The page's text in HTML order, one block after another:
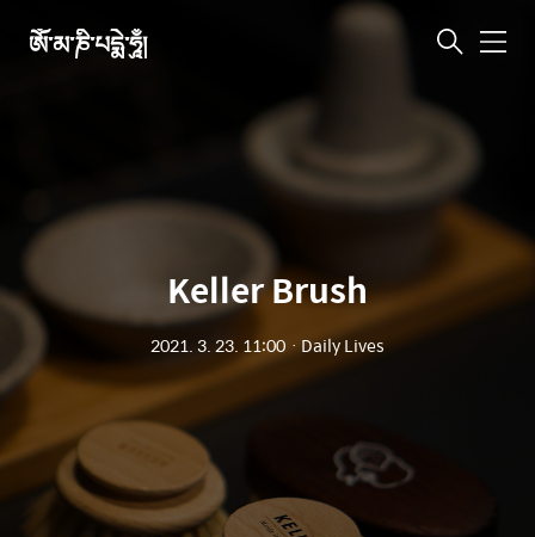
ཨོཾ་མ་ཎི་པདྨེ་ཧཱུྃ། 메
Keller Brush
2021. 3. 23. 11:00 ㆍDaily Lives